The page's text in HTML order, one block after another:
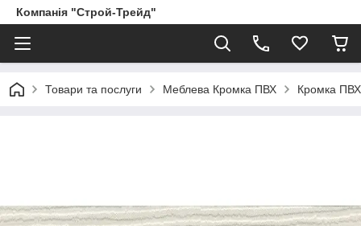
Компанія "Строй-Трейд"
Товари та послуги Меблева Кромка ПВХ Кромка